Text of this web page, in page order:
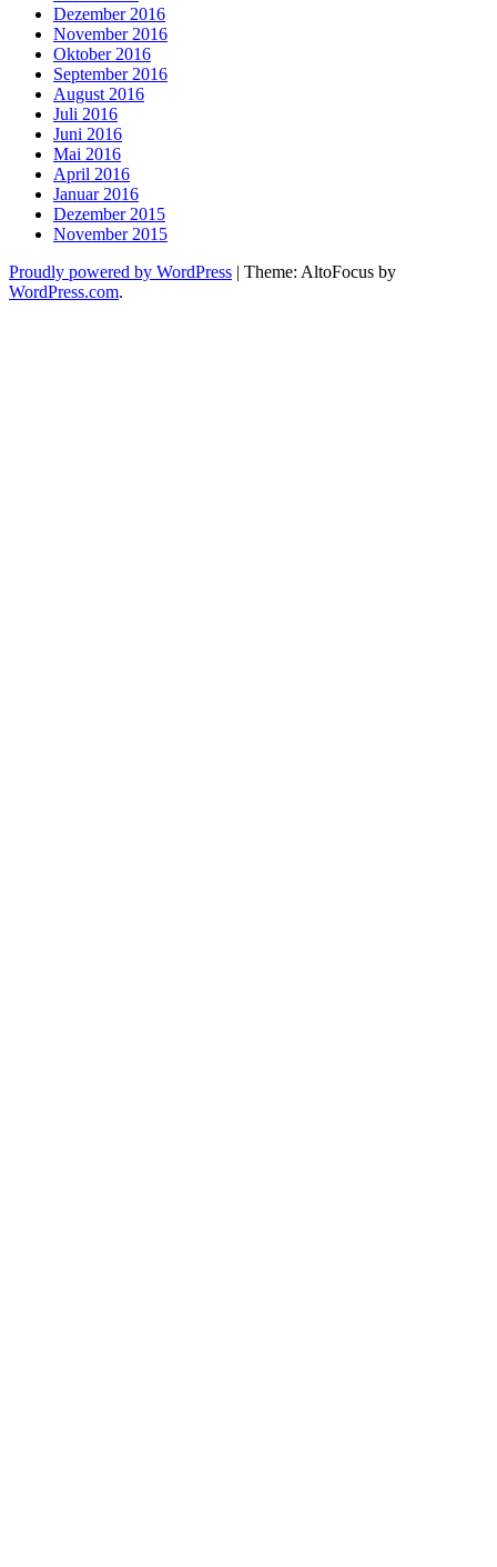
Dezember 2016
November 2016
Oktober 2016
September 2016
August 2016
Juli 2016
Juni 2016
Mai 2016
April 2016
Januar 2016
Dezember 2015
November 2015
Proudly powered by WordPress | Theme: AltoFocus by
WordPress.com.